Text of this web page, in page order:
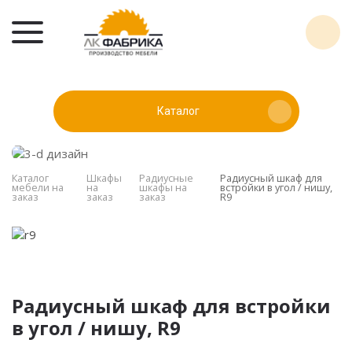
Каталог
Каталог
мебели на
заказ
Шкафы
на
заказ
Радиусные
шкафы на
заказ
Радиусный шкаф для
встройки в угол / нишу,
R9
Радиусный шкаф для встройки
в угол / нишу, R9